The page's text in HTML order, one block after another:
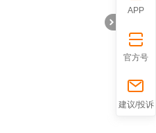
APP
官方号
建议/投诉